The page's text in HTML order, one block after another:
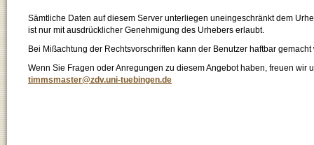
Sämtliche Daten auf diesem Server unterliegen uneingeschränkt dem
ist nur mit ausdrücklicher Genehmigung des Urhebers erlaubt.
Bei Mißachtung der Rechtsvorschriften kann der Benutzer haftbar gemacht
Wenn Sie Fragen oder Anregungen zu diesem Angebot haben, freuen wir
timmsmaster@zdv.uni-tuebingen.de